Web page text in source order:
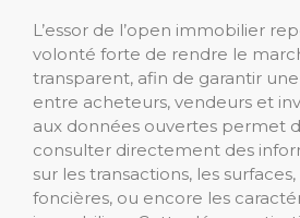
L’essor de l’open immobilier
volonté forte de rendre le
transparent, afin de garantir
entre acheteurs, vendeurs et
aux données ouvertes permet
consulter directement des
sur les transactions, les
foncières, ou encore les